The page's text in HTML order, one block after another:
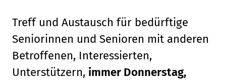
Treff und Austausch für bedürftige
Seniorinnen und Senioren mit anderen
Betroffenen, Interessierten,
Unterstützern, immer Donnerstag,